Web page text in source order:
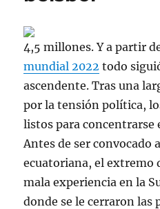
4,5 millones. Y a partir
mundial 2022 todo
ascendente. Tras una
por la tensión política,
listos para concentrarse
Antes de ser convocado
ecuatoriana, el extremo
mala experiencia en la
donde se le cerraron las